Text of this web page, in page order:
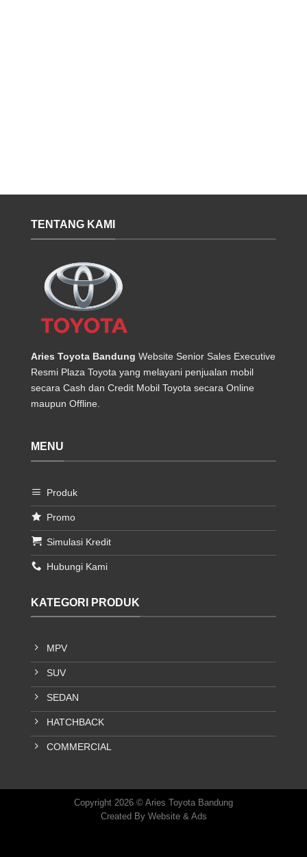
TENTANG KAMI
Aries Toyota Bandung Website Senior Sales Executive
Resmi Plaza Toyota yang melayani penjualan mobil
secara Cash dan Credit Mobil Toyota secara Online
maupun Offline.
MENU
Produk
Promo
Simulasi Kredit
Hubungi Kami
KATEGORI PRODUK
MPV
SUV
SEDAN
HATCHBACK
COMMERCIAL
Copyright 2026 © Aries Toyota Bandung
Created By Website & Ads